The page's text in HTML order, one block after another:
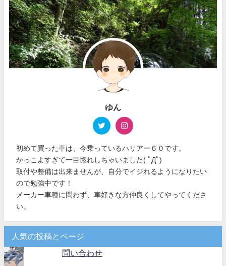
ゆん
初めて買った車は、今乗っているハリアー６０です。
かっこよすぎて一目惚れしちゃいました( ﾟДﾟ)
取付や整備は出来ませんが、自分でイジれるようになりたい
ので勉強中です！
メーカー車種に問わず、車好きな方仲良くしてやってくださ
い。
人気の投稿とページ
問い合わせ